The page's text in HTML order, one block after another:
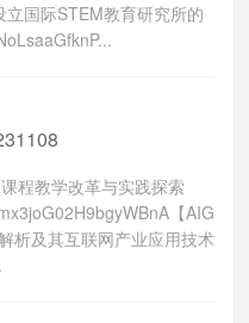
国际STEM教育研究所的
程教学改革与实践探索
【AIG
析及其互联网产业应用技术